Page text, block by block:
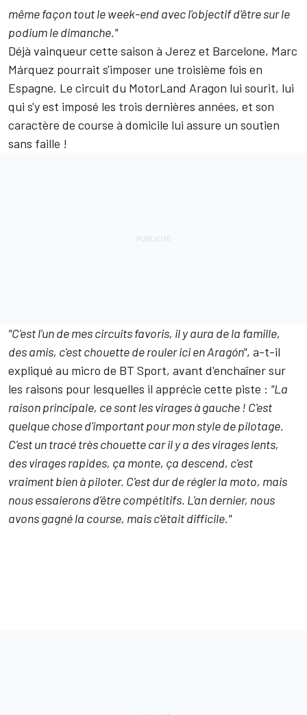
même façon tout le week-end avec l'objectif d'être sur le
podium le dimanche."
Déjà vainqueur cette saison à Jerez et Barcelone, Marc
Márquez pourrait s'imposer une troisième fois en
Espagne. Le circuit du MotorLand Aragon lui sourit, lui
qui s'y est imposé les trois dernières années, et son
caractère de course à domicile lui assure un soutien
sans faille !
"C'est l'un de mes circuits favoris, il y aura de la famille,
des amis, c'est chouette de rouler ici en Aragón", a-t-il
expliqué au micro de BT Sport, avant d'enchaîner sur
les raisons pour lesquelles il apprécie cette piste : "La
raison principale, ce sont les virages à gauche ! C'est
quelque chose d'important pour mon style de pilotage.
C'est un tracé très chouette car il y a des virages lents,
des virages rapides, ça monte, ça descend, c'est
vraiment bien à piloter. C'est dur de régler la moto, mais
nous essaierons d'être compétitifs. L'an dernier, nous
avons gagné la course, mais c'était difficile."